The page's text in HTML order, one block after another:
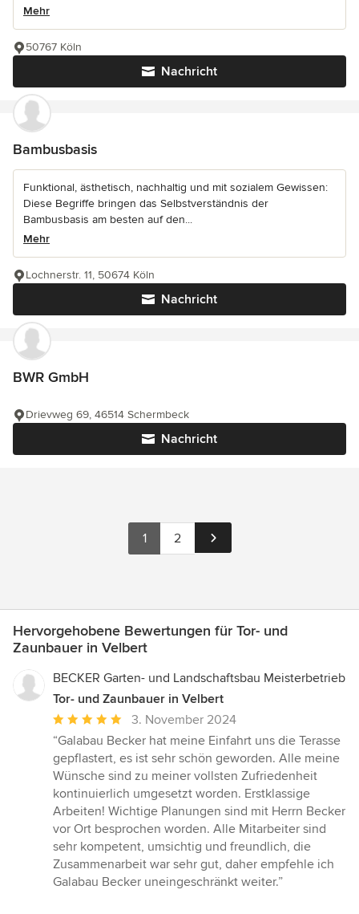
Mehr
Nachricht
50767 Köln
Bambusbasis
Funktional, ästhetisch, nachhaltig und mit sozialem Gewissen:
Diese Begriffe bringen das Selbstverständnis der
Bambusbasis am besten auf den...
Mehr
Nachricht
Lochnerstr. 11, 50674 Köln
BWR GmbH
Nachricht
Drievweg 69, 46514 Schermbeck
1 2
Hervorgehobene Bewertungen für Tor- und
Zaunbauer in Velbert
BECKER Garten- und Landschaftsbau Meisterbetrieb
Tor- und Zaunbauer in Velbert
Durchschnittliche
Bewertung:
5
von
5
Sternen
3. November 2024
“Galabau Becker hat meine Einfahrt uns die Terasse
gepflastert, es ist sehr schön geworden. Alle meine
Wünsche sind zu meiner vollsten Zufriedenheit
kontinuierlich umgesetzt worden. Erstklassige
Arbeiten! Wichtige Planungen sind mit Herrn Becker
vor Ort besprochen worden. Alle Mitarbeiter sind
sehr kompetent, umsichtig und freundlich, die
Zusammenarbeit war sehr gut, daher empfehle ich
Galabau Becker uneingeschränkt weiter.”